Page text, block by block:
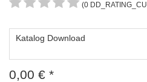
(0
Katalog Download
0,00 € *